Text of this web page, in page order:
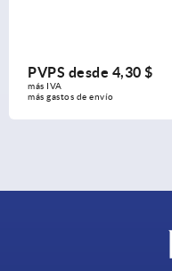
PVPS desde3,19 $
más IVA
más gastos de envío